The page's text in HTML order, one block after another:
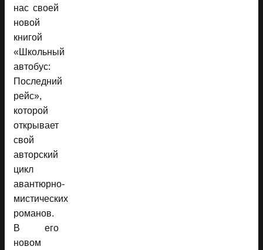
нас своей
новой
книгой
«Школьный
автобус:
Последний
рейс»,
которой
открывает
свой
авторский
цикл
авантюрно-
мистических
романов.
В его
новом